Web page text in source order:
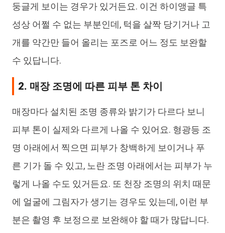
둥글게 보이는 경우가 있거든요. 이건 하이앵글 특
성상 어쩔 수 없는 부분인데, 턱을 살짝 당기거나 고
개를 약간만 들어 올리는 포즈로 어느 정도 보완할
수 있답니다.
2. 매장 조명에 따른 피부 톤 차이
매장마다 설치된 조명 종류와 밝기가 다르다 보니
피부 톤이 실제와 다르게 나올 수 있어요. 형광등 조
명 아래에서 찍으면 피부가 창백하게 보이거나 푸
른 기가 돌 수 있고, 노란 조명 아래에서는 피부가 누
렇게 나올 수도 있거든요. 또 천장 조명의 위치 때문
에 얼굴에 그림자가 생기는 경우도 있는데, 이런 부
분은 촬영 후 보정으로 보완해야 할 때가 많답니다.